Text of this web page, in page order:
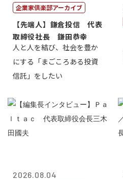
企業家倶楽部アーカイブ
【先端人】鎌倉投信 代表
取締役社長 鎌田恭幸
人と人を結び、社会を豊か
にする「まごころある投資
信託」をしたい
2026.08.04